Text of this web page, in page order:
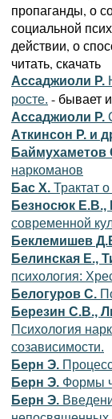
пропаганды, о
социальной
действии, о
читать, скачать
Ассаджиоли Р.
росте. - бывает
Ассаджиоли Р.
Аткинсон Р. и
Баймухаметов
наркоманов
Бас Х. Трактат
Безносюк Е.В.,
современной
Беклемишев
Белинская Е.,
психология:
Белогуров С.
Березин С.В.,
Психология
созависимости.
Берн Э.
Берн Э. Формы
Берн Э.